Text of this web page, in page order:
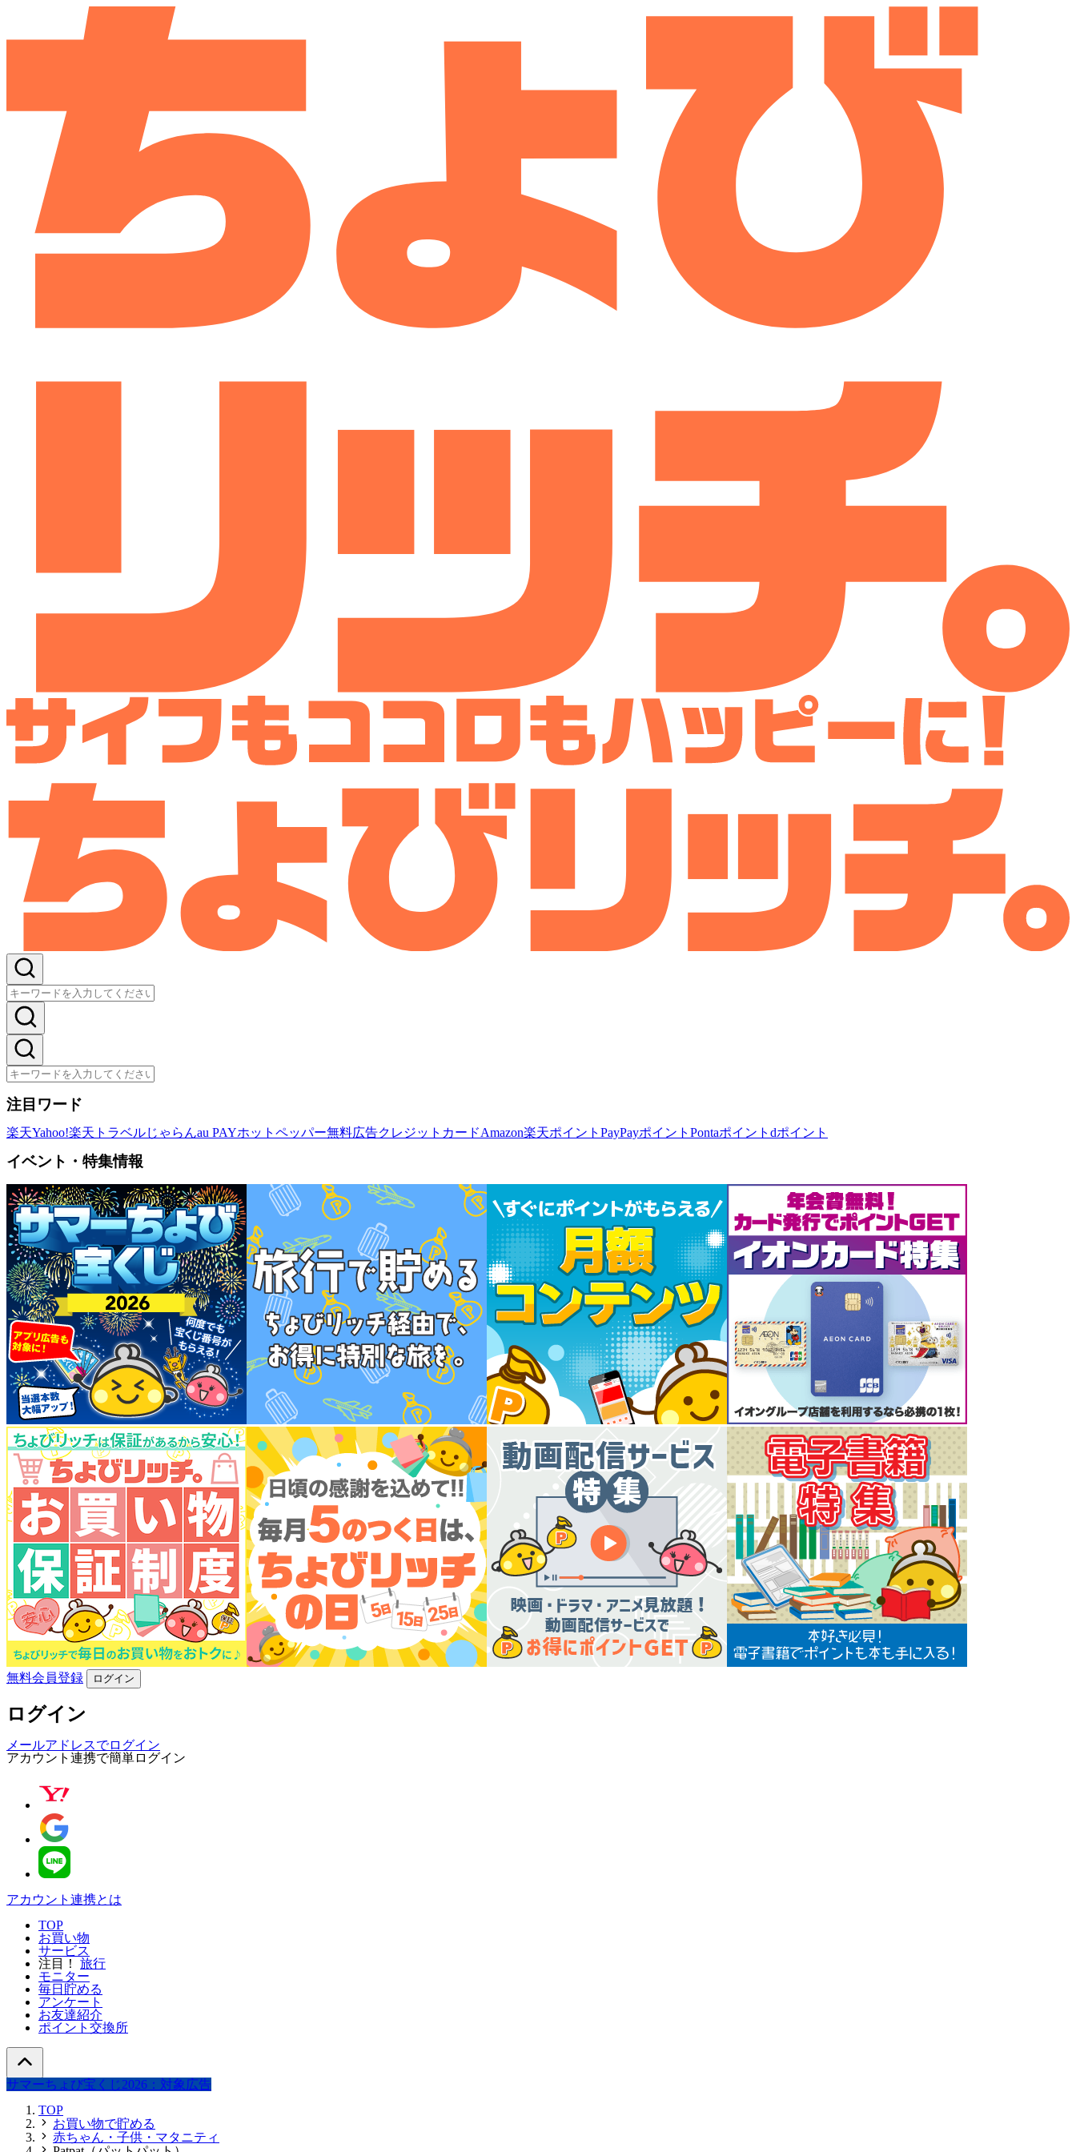
注目ワード
楽天Yahoo!楽天トラベルじゃらんau PAYホットペッパー無料広告クレジットカードAmazon楽天ポイント PayPayポイント Pontaポイント dポイント
イベント・特集情報
無料会員登録 ログイン
ログイン
メールアドレスでログイン
アカウント連携で簡単ログイン
アカウント連携とは
TOP
お買い物
サービス
注目！
旅行
モニター
毎日貯める
アンケート
お友達紹介
ポイント交換所
サマーちょび宝くじ2026：対象広告
TOP
お買い物で貯める
赤ちゃん・子供・マタニティ